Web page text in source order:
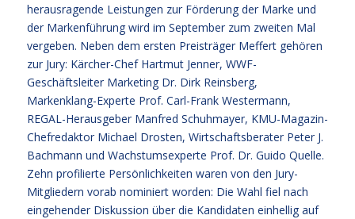
herausragende Leistungen zur Förderung der Marke und
der Markenführung wird im September zum zweiten Mal
vergeben. Neben dem ersten Preisträger Meffert gehören
zur Jury: Kärcher-Chef Hartmut Jenner, WWF-
Geschäftsleiter Marketing Dr. Dirk Reinsberg,
Markenklang-Experte Prof. Carl-Frank Westermann,
REGAL-Herausgeber Manfred Schuhmayer, KMU-Magazin-
Chefredaktor Michael Drosten, Wirtschaftsberater Peter J.
Bachmann und Wachstumsexperte Prof. Dr. Guido Quelle.
Zehn profilierte Persönlichkeiten waren von den Jury-
Mitgliedern vorab nominiert worden: Die Wahl fiel nach
eingehender Diskussion über die Kandidaten einhellig auf